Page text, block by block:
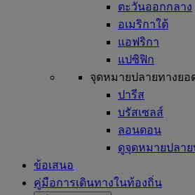
ตะวันออกกลาง
อเมริกาใต้
แอฟริกา
แปซิฟิก
จุดหมายปลายทางยอ
ปารีส
บรัสเซลส์
ลอนดอน
ดูจุดหมายปลา
ข้อเสนอ
คู่มือการเดินทางในท้องถิ่น